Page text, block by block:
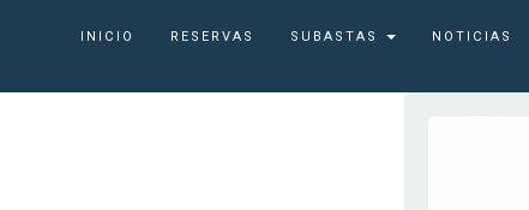
INICIO RESERVAS SUBASTAS NOTICIAS